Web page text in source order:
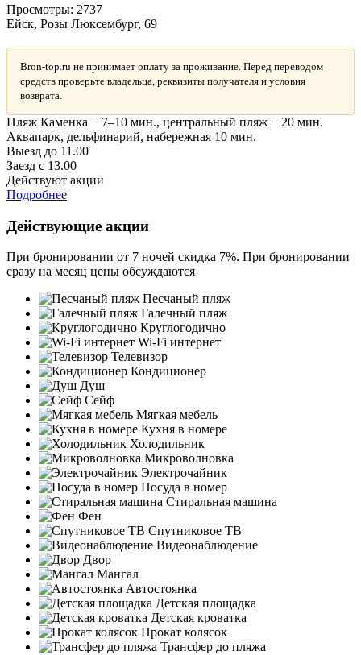
Просмотры: 2737
Ейск, Розы Люксембург, 69
Bron-top.ru не принимает оплату за проживание. Перед переводом
средств проверьте владельца, реквизиты получателя и условия
возврата.
Пляж Каменка − 7–10 мин., центральный пляж − 20 мин.
Аквапарк, дельфинарий, набережная 10 мин.
Выезд до 11.00
Заезд с 13.00
Действуют акции
Подробнее
Действующие акции
При бронировании от 7 ночей скидка 7%. При бронировании
сразу на месяц цены обсуждаются
Песчаный пляж
Галечный пляж
Круглогодично
Wi-Fi интернет
Телевизор
Кондиционер
Душ
Сейф
Мягкая мебель
Кухня в номере
Холодильник
Микроволновка
Электрочайник
Посуда в номер
Стиральная машина
Фен
Спутниковое ТВ
Видеонаблюдение
Двор
Мангал
Автостоянка
Детская площадка
Детская кроватка
Прокат колясок
Трансфер до пляжа